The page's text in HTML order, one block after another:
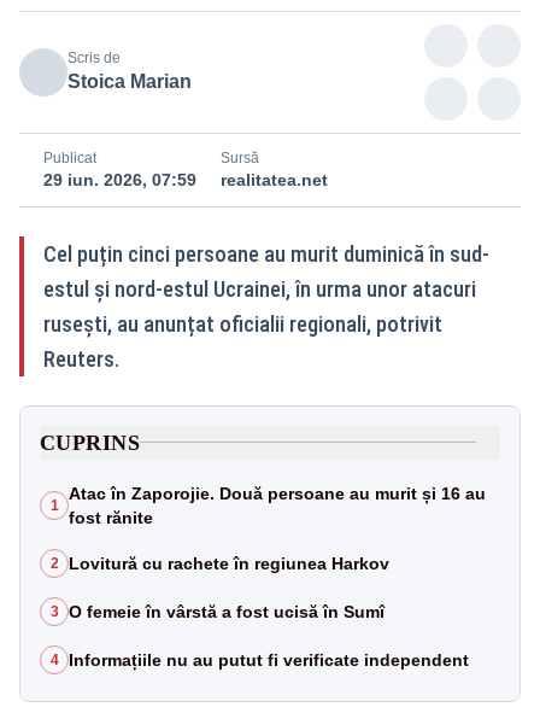
Scris de
Stoica Marian
Publicat
29 iun. 2026, 07:59
Sursă
realitatea.net
Cel puțin cinci persoane au murit duminică în sud-
estul și nord-estul Ucrainei, în urma unor atacuri
rusești, au anunțat oficialii regionali, potrivit
Reuters.
CUPRINS
1
Atac în Zaporojie. Două persoane au murit și 16 au
fost rănite
2 Lovitură cu rachete în regiunea Harkov
3 O femeie în vârstă a fost ucisă în Sumî
4 Informațiile nu au putut fi verificate independent